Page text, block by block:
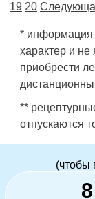
19 20
* информация
характер и
приобрести
**
отпускаются
(чтобы